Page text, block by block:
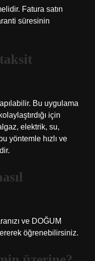
Fatura satın
süresinin
Bu uygulama
için
elektrik, su,
yöntemle hızlı ve
ve DOĞUM
öğrenebilirsiniz.